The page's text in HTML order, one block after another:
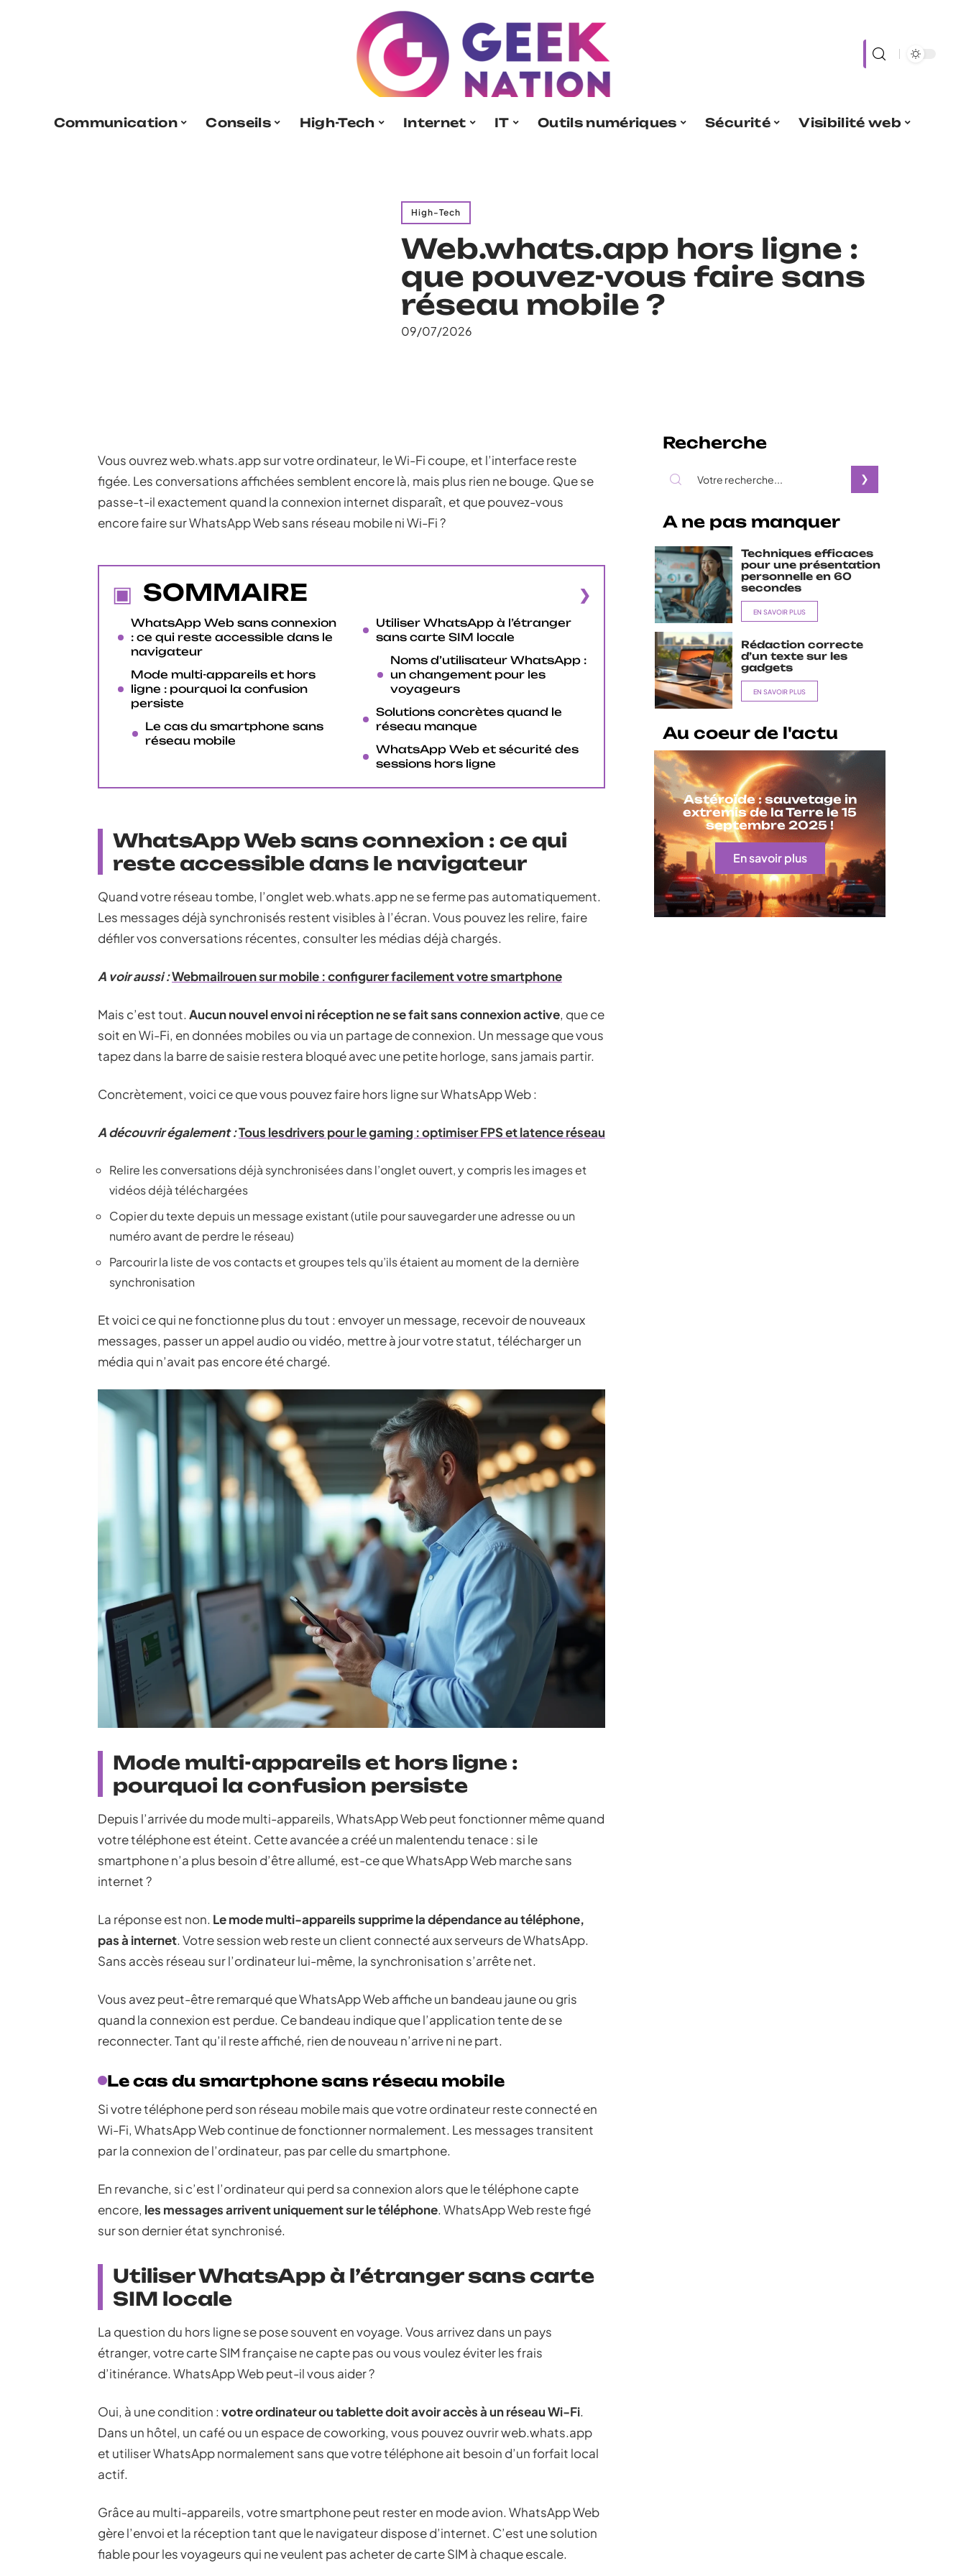
Communication Conseils High-Tech Internet IT Outils numériques Sécurité Visibilité web
High-Tech
Web.whats.app hors ligne :
que pouvez-vous faire sans
réseau mobile ?
09/07/2026
Vous ouvrez web.whats.app sur votre ordinateur, le Wi-Fi coupe, et l’interface reste
figée. Les conversations affichées semblent encore là, mais plus rien ne bouge. Que se
passe-t-il exactement quand la connexion internet disparaît, et que pouvez-vous
encore faire sur WhatsApp Web sans réseau mobile ni Wi-Fi ?
SOMMAIRE
WhatsApp Web sans connexion
: ce qui reste accessible dans le
navigateur
Mode multi-appareils et hors
ligne : pourquoi la confusion
persiste
Le cas du smartphone sans
réseau mobile
Utiliser WhatsApp à l’étranger
sans carte SIM locale
Noms d’utilisateur WhatsApp :
un changement pour les
voyageurs
Solutions concrètes quand le
réseau manque
WhatsApp Web et sécurité des
sessions hors ligne
WhatsApp Web sans connexion : ce qui
reste accessible dans le navigateur
Quand votre réseau tombe, l’onglet web.whats.app ne se ferme pas automatiquement.
Les messages déjà synchronisés restent visibles à l’écran. Vous pouvez les relire, faire
défiler vos conversations récentes, consulter les médias déjà chargés.
A voir aussi :Webmailrouen sur mobile : configurer facilement votre smartphone
Mais c’est tout. Aucun nouvel envoi ni réception ne se fait sans connexion active, que ce
soit en Wi-Fi, en données mobiles ou via un partage de connexion. Un message que vous
tapez dans la barre de saisie restera bloqué avec une petite horloge, sans jamais partir.
Concrètement, voici ce que vous pouvez faire hors ligne sur WhatsApp Web :
A découvrir également :Tous lesdrivers pour le gaming : optimiser FPS et latence réseau
Relire les conversations déjà synchronisées dans l’onglet ouvert, y compris les images et
vidéos déjà téléchargées
Copier du texte depuis un message existant (utile pour sauvegarder une adresse ou un
numéro avant de perdre le réseau)
Parcourir la liste de vos contacts et groupes tels qu’ils étaient au moment de la dernière
synchronisation
Et voici ce qui ne fonctionne plus du tout : envoyer un message, recevoir de nouveaux
messages, passer un appel audio ou vidéo, mettre à jour votre statut, télécharger un
média qui n’avait pas encore été chargé.
Mode multi-appareils et hors ligne :
pourquoi la confusion persiste
Depuis l’arrivée du mode multi-appareils, WhatsApp Web peut fonctionner même quand
votre téléphone est éteint. Cette avancée a créé un malentendu tenace : si le
smartphone n’a plus besoin d’être allumé, est-ce que WhatsApp Web marche sans
internet ?
La réponse est non. Le mode multi-appareils supprime la dépendance au téléphone,
pas à internet. Votre session web reste un client connecté aux serveurs de WhatsApp.
Sans accès réseau sur l’ordinateur lui-même, la synchronisation s’arrête net.
Vous avez peut-être remarqué que WhatsApp Web affiche un bandeau jaune ou gris
quand la connexion est perdue. Ce bandeau indique que l’application tente de se
reconnecter. Tant qu’il reste affiché, rien de nouveau n’arrive ni ne part.
Le cas du smartphone sans réseau mobile
Si votre téléphone perd son réseau mobile mais que votre ordinateur reste connecté en
Wi-Fi, WhatsApp Web continue de fonctionner normalement. Les messages transitent
par la connexion de l’ordinateur, pas par celle du smartphone.
En revanche, si c’est l’ordinateur qui perd sa connexion alors que le téléphone capte
encore, les messages arrivent uniquement sur le téléphone. WhatsApp Web reste figé
sur son dernier état synchronisé.
Utiliser WhatsApp à l’étranger sans carte
SIM locale
La question du hors ligne se pose souvent en voyage. Vous arrivez dans un pays
étranger, votre carte SIM française ne capte pas ou vous voulez éviter les frais
d’itinérance. WhatsApp Web peut-il vous aider ?
Oui, à une condition : votre ordinateur ou tablette doit avoir accès à un réseau Wi-Fi.
Dans un hôtel, un café ou un espace de coworking, vous pouvez ouvrir web.whats.app
et utiliser WhatsApp normalement sans que votre téléphone ait besoin d’un forfait local
actif.
Grâce au multi-appareils, votre smartphone peut rester en mode avion. WhatsApp Web
gère l’envoi et la réception tant que le navigateur dispose d’internet. C’est une solution
fiable pour les voyageurs qui ne veulent pas acheter de carte SIM à chaque escale.
Recherche
A ne pas manquer
Techniques efficaces
pour une présentation
personnelle en 60
secondes
EN SAVOIR PLUS
Rédaction correcte
d’un texte sur les
gadgets
EN SAVOIR PLUS
Au coeur de l'actu
Astéroïde : sauvetage in
extremis de la Terre le 15
septembre 2025 !
En savoir plus